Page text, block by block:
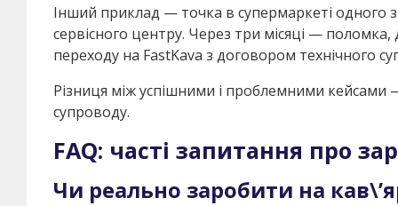
Інший приклад — точка в супермаркеті одного
сервісного центру. Через три місяці —
переходу на FastKava з договором технічного
Різниця між успішними і проблемними кейсами —
супроводу.
FAQ: часті запитання про
Чи реально заробити на